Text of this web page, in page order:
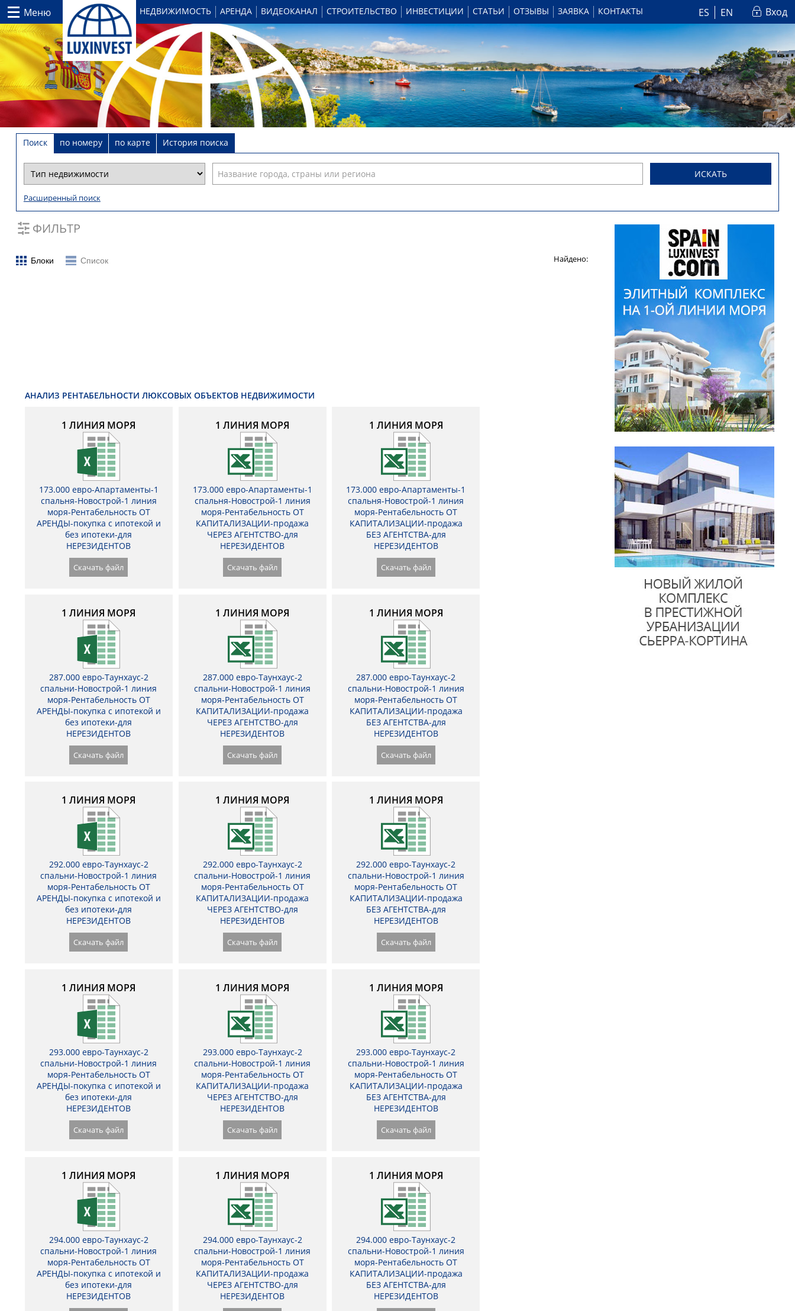
Меню НЕДВИЖИМОСТЬ АРЕНДА ВИДЕОКАНАЛ СТРОИТЕЛЬСТВО ИНВЕСТИЦИИ СТАТЬИ ОТЗЫВЫ ЗАЯВКА КОНТАКТЫ ES EN Вход
Поиск по номеру по карте История поиска
ИСКАТЬ
Расширенный поиск
ФИЛЬТР
Блоки Список Найдено:
АНАЛИЗ РЕНТАБЕЛЬНОСТИ ЛЮКСОВЫХ ОБЪЕКТОВ НЕДВИЖИМОСТИ
1 ЛИНИЯ МОРЯ
173.000 евро-Апартаменты-1
спальня-Новострой-1 линия
моря-Рентабельность ОТ
АРЕНДЫ-покупка с ипотекой и
без ипотеки-для
НЕРЕЗИДЕНТОВ
Скачать файл
1 ЛИНИЯ МОРЯ
173.000 евро-Апартаменты-1
спальня-Новострой-1 линия
моря-Рентабельность ОТ
КАПИТАЛИЗАЦИИ-продажа
ЧЕРЕЗ АГЕНТСТВО-для
НЕРЕЗИДЕНТОВ
Скачать файл
1 ЛИНИЯ МОРЯ
173.000 евро-Апартаменты-1
спальня-Новострой-1 линия
моря-Рентабельность ОТ
КАПИТАЛИЗАЦИИ-продажа
БЕЗ АГЕНТСТВА-для
НЕРЕЗИДЕНТОВ
Скачать файл
1 ЛИНИЯ МОРЯ
287.000 евро-Таунхаус-2
спальни-Новострой-1 линия
моря-Рентабельность ОТ
АРЕНДЫ-покупка с ипотекой и
без ипотеки-для
НЕРЕЗИДЕНТОВ
Скачать файл
1 ЛИНИЯ МОРЯ
287.000 евро-Таунхаус-2
спальни-Новострой-1 линия
моря-Рентабельность ОТ
КАПИТАЛИЗАЦИИ-продажа
ЧЕРЕЗ АГЕНТСТВО-для
НЕРЕЗИДЕНТОВ
Скачать файл
1 ЛИНИЯ МОРЯ
287.000 евро-Таунхаус-2
спальни-Новострой-1 линия
моря-Рентабельность ОТ
КАПИТАЛИЗАЦИИ-продажа
БЕЗ АГЕНТСТВА-для
НЕРЕЗИДЕНТОВ
Скачать файл
1 ЛИНИЯ МОРЯ
292.000 евро-Таунхаус-2
спальни-Новострой-1 линия
моря-Рентабельность ОТ
АРЕНДЫ-покупка с ипотекой и
без ипотеки-для
НЕРЕЗИДЕНТОВ
Скачать файл
1 ЛИНИЯ МОРЯ
292.000 евро-Таунхаус-2
спальни-Новострой-1 линия
моря-Рентабельность ОТ
КАПИТАЛИЗАЦИИ-продажа
ЧЕРЕЗ АГЕНТСТВО-для
НЕРЕЗИДЕНТОВ
Скачать файл
1 ЛИНИЯ МОРЯ
292.000 евро-Таунхаус-2
спальни-Новострой-1 линия
моря-Рентабельность ОТ
КАПИТАЛИЗАЦИИ-продажа
БЕЗ АГЕНТСТВА-для
НЕРЕЗИДЕНТОВ
Скачать файл
1 ЛИНИЯ МОРЯ
293.000 евро-Таунхаус-2
спальни-Новострой-1 линия
моря-Рентабельность ОТ
АРЕНДЫ-покупка с ипотекой и
без ипотеки-для
НЕРЕЗИДЕНТОВ
Скачать файл
1 ЛИНИЯ МОРЯ
293.000 евро-Таунхаус-2
спальни-Новострой-1 линия
моря-Рентабельность ОТ
КАПИТАЛИЗАЦИИ-продажа
ЧЕРЕЗ АГЕНТСТВО-для
НЕРЕЗИДЕНТОВ
Скачать файл
1 ЛИНИЯ МОРЯ
293.000 евро-Таунхаус-2
спальни-Новострой-1 линия
моря-Рентабельность ОТ
КАПИТАЛИЗАЦИИ-продажа
БЕЗ АГЕНТСТВА-для
НЕРЕЗИДЕНТОВ
Скачать файл
1 ЛИНИЯ МОРЯ
294.000 евро-Таунхаус-2
спальни-Новострой-1 линия
моря-Рентабельность ОТ
АРЕНДЫ-покупка с ипотекой и
без ипотеки-для
НЕРЕЗИДЕНТОВ
1 ЛИНИЯ МОРЯ
294.000 евро-Таунхаус-2
спальни-Новострой-1 линия
моря-Рентабельность ОТ
КАПИТАЛИЗАЦИИ-продажа
ЧЕРЕЗ АГЕНТСТВО-для
НЕРЕЗИДЕНТОВ
1 ЛИНИЯ МОРЯ
294.000 евро-Таунхаус-2
спальни-Новострой-1 линия
моря-Рентабельность ОТ
КАПИТАЛИЗАЦИИ-продажа
БЕЗ АГЕНТСТВА-для
НЕРЕЗИДЕНТОВ